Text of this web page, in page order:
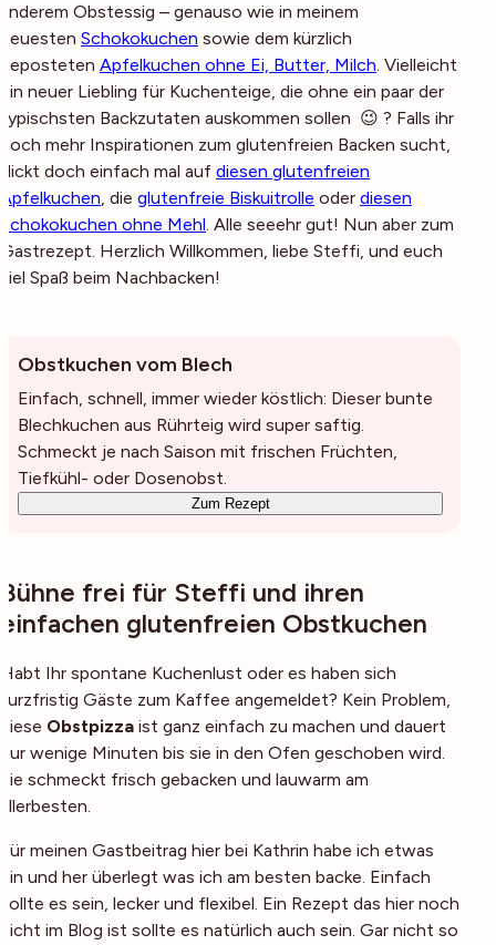
anderem Obstessig – genauso wie in meinem
neuesten Schokokuchen sowie dem kürzlich
geposteten Apfelkuchen ohne Ei, Butter, Milch. Vielleicht
ein neuer Liebling für Kuchenteige, die ohne ein paar der
typischsten Backzutaten auskommen sollen 😉 ? Falls ihr
noch mehr Inspirationen zum glutenfreien Backen sucht,
klickt doch einfach mal auf diesen glutenfreien
Apfelkuchen, die glutenfreie Biskuitrolle oder diesen
Schokokuchen ohne Mehl. Alle seeehr gut! Nun aber zum
Gastrezept. Herzlich Willkommen, liebe Steffi, und euch
viel Spaß beim Nachbacken!
Obstkuchen vom Blech
Einfach, schnell, immer wieder köstlich: Dieser bunte
Blechkuchen aus Rührteig wird super saftig.
Schmeckt je nach Saison mit frischen Früchten,
Tiefkühl- oder Dosenobst.
Zum Rezept
Bühne frei für Steffi und ihren
einfachen glutenfreien Obstkuchen
Habt Ihr spontane Kuchenlust oder es haben sich
kurzfristig Gäste zum Kaffee angemeldet? Kein Problem,
diese Obstpizza ist ganz einfach zu machen und dauert
nur wenige Minuten bis sie in den Ofen geschoben wird.
Sie schmeckt frisch gebacken und lauwarm am
allerbesten.
Für meinen Gastbeitrag hier bei Kathrin habe ich etwas
hin und her überlegt was ich am besten backe. Einfach
sollte es sein, lecker und flexibel. Ein Rezept das hier noch
nicht im Blog ist sollte es natürlich auch sein. Gar nicht so